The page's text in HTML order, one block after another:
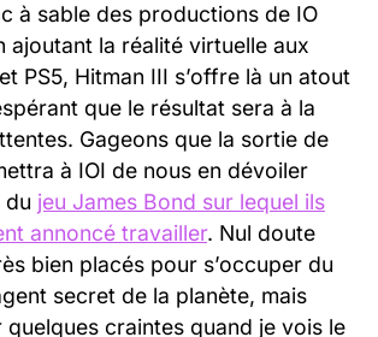
à sable des productions de IO
ajoutant la réalité virtuelle aux
PS5, Hitman III s’offre là un atout
que le résultat sera à la
Gageons que la sortie de
à IOI de nous en dévoiler
du jeu James Bond sur lequel ils
annoncé travailler. Nul doute
bien placés pour s’occuper du
secret de la planète, mais
quelques craintes quand je vois le